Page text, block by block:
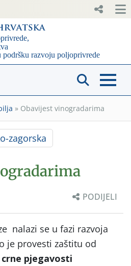
» Obavijest vinogradarima
zagorska
PODIJELI
nalazi se u fazi razvoja
je provesti zaštitu od
crne pjegavosti